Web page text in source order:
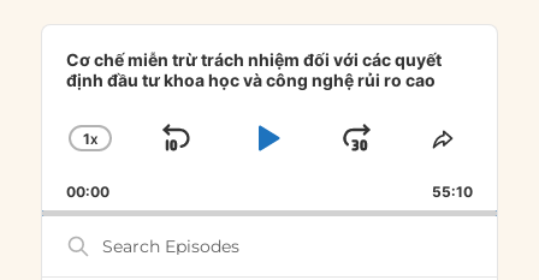
Audio
Player
Cơ chế miễn trừ trách nhiệm đối với các quyết
định đầu tư khoa học và công nghệ rủi ro cao
CHANGE
RATE
1X
SKIP
PLAYJUMP
FORWARD
SHARE
00:00 55:10
Search
Episodes